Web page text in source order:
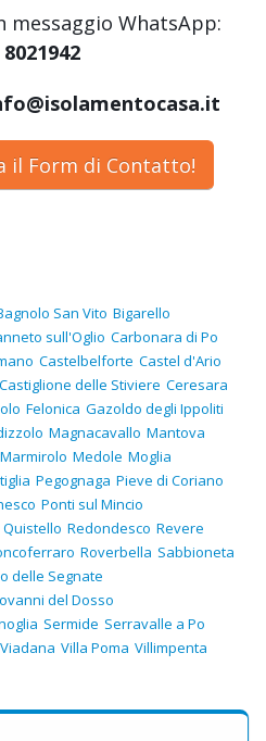
messaggio WhatsApp:
il Form di Contatto!
San Vito Bigarello
sull'Oglio Carbonara di Po
Castelbelforte Castel d'Ario
Castiglione delle Stiviere Ceresara
Felonica Gazoldo degli Ippoliti
Magnacavallo Mantova
Marmirolo Medole Moglia
Pegognaga Pieve di Coriano
Ponti sul Mincio
Quistello Redondesco Revere
Roverbella Sabbioneta
delle Segnate
del Dosso
Sermide Serravalle a Po
Viadana Villa Poma Villimpenta